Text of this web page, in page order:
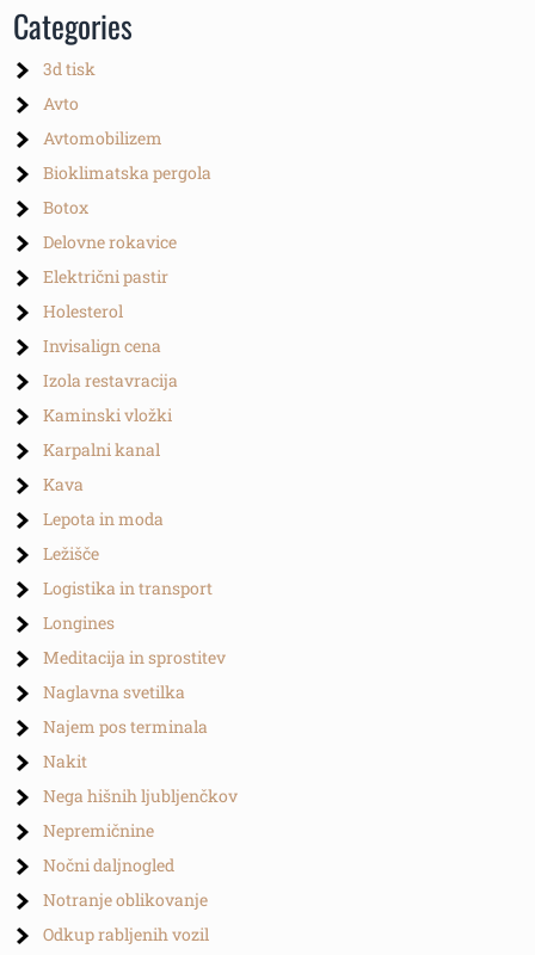
Categories
3d tisk
Avto
Avtomobilizem
Bioklimatska pergola
Botox
Delovne rokavice
Električni pastir
Holesterol
Invisalign cena
Izola restavracija
Kaminski vložki
Karpalni kanal
Kava
Lepota in moda
Ležišče
Logistika in transport
Longines
Meditacija in sprostitev
Naglavna svetilka
Najem pos terminala
Nakit
Nega hišnih ljubljenčkov
Nepremičnine
Nočni daljnogled
Notranje oblikovanje
Odkup rabljenih vozil